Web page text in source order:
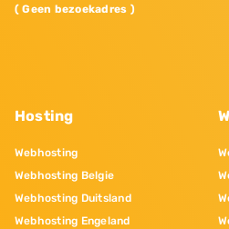
( Geen bezoekadres )
Hosting
Webhosting
Webhosting Belgie
Webhosting Duitsland
Webhosting Engeland